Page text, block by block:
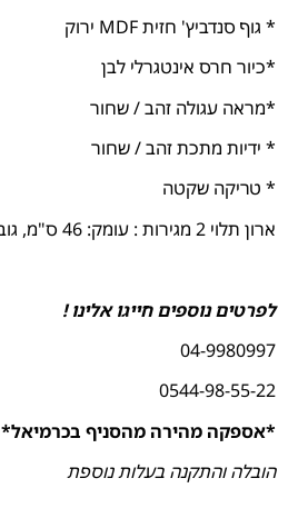
* גוף סנדביץ' חזית MDF ירוק
*כיור חרס אינטגרלי לבן
*מראה עגולה זהב / שחור
* ידיות מתכת זהב / שחור
* טריקה שקטה
ארון תלוי 2 מגירות : עומק: 46 ס"מ, גובה: 50 ס"מ
לפרטים נוספים חייגו אלינו !
04-9980997
0544-98-55-22
*אספקה מהירה מהסניף בכרמיאל*
הובלה והתקנה בעלות נוספת